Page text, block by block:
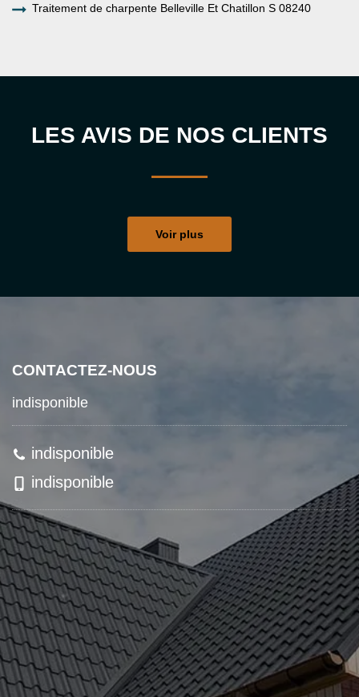
Traitement de charpente Belleville Et Chatillon S 08240
LES AVIS DE NOS CLIENTS
Voir plus
CONTACTEZ-NOUS
indisponible
indisponible
indisponible